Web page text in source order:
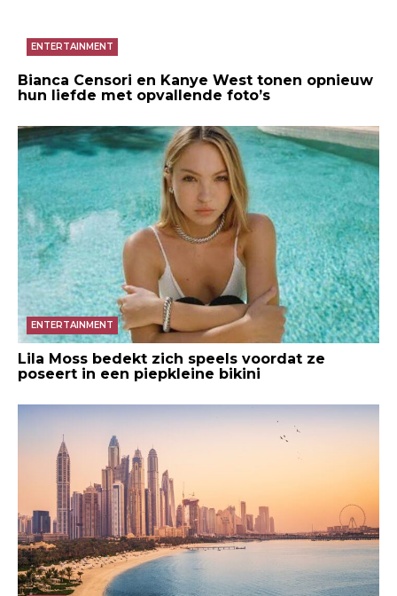
ENTERTAINMENT
Bianca Censori en Kanye West tonen opnieuw
hun liefde met opvallende foto’s
ENTERTAINMENT
Lila Moss bedekt zich speels voordat ze
poseert in een piepkleine bikini